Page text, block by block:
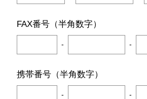
FAX番号（半角数字）
- -
携帯番号（半角数字）
- -